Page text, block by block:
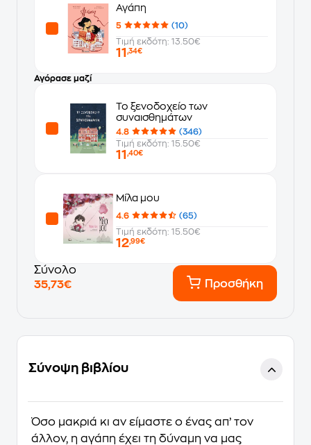
Αγάπη
5
(10)
Τιμή εκδότη: 13.50€
11 ,34€
Αγόρασε μαζί
Το ξενοδοχείο των
συναισθημάτων
4.8
(346)
Τιμή εκδότη: 15.50€
11 ,40€
Μίλα μου
4.6
(65)
Τιμή εκδότη: 15.50€
12,99€
Σύνολο
35,73€
Προσθήκη
Σύνοψη βιβλίου
Όσο μακριά κι αν είμαστε ο ένας απ’ τον
άλλον, η αγάπη έχει τη δύναμη να μας